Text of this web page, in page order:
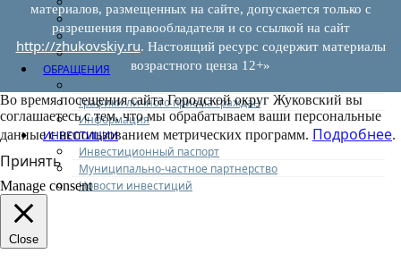
Книга жалоб
Законодательство
Конкурсы
ОБРАЩЕНИЯ
Графики личного приема граждан
Информация
ИНВЕСТИЦИИ
Инвестиционный паспорт
Муниципально-частное партнерство
Новости инвестиций
материалов, размещенных на сайте, допускается только с
разрешения правообладателя и со ссылкой на сайт
http://zhukovskiy.ru. Настоящий ресурс содержит материалы
возрастного ценза 12+»
Во время посещения сайта Городской округ Жуковский вы
соглашаетесь с тем, что мы обрабатываем ваши персональные
данные с использованием метрических программ. Подробнее.
Принять
Manage consent
Close